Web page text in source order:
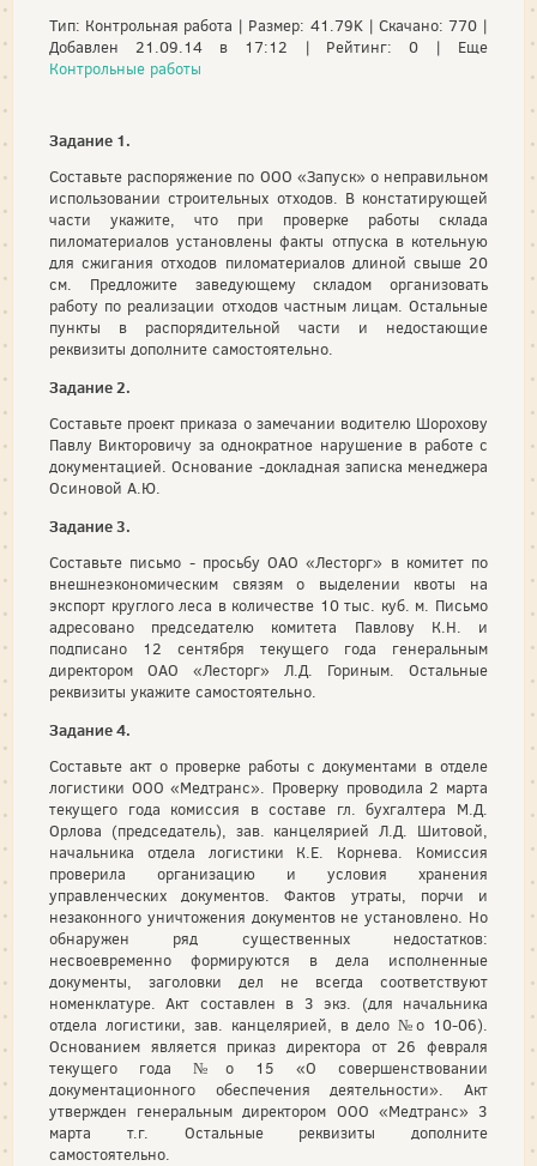
Тип: Контрольная работа | Размер: 41.79K | Скачано: 770 |
Добавлен 21.09.14 в 17:12 | Рейтинг: 0 | Еще
Контрольные работы
Задание 1.
Составьте распоряжение по ООО «Запуск» о неправильном
использовании строительных отходов. В констатирующей
части укажите, что при проверке работы склада
пиломатериалов установлены факты отпуска в котельную
для сжигания отходов пиломатериалов длиной свыше 20
см. Предложите заведующему складом организовать
работу по реализации отходов частным лицам. Остальные
пункты в распорядительной части и недостающие
реквизиты дополните самостоятельно.
Задание 2.
Составьте проект приказа о замечании водителю Шорохову
Павлу Викторовичу за однократное нарушение в работе с
документацией. Основание -докладная записка менеджера
Осиновой А.Ю.
Задание 3.
Составьте письмо - просьбу ОАО «Лесторг» в комитет по
внешнеэкономическим связям о выделении квоты на
экспорт круглого леса в количестве 10 тыс. куб. м. Письмо
адресовано председателю комитета Павлову К.Н. и
подписано 12 сентября текущего года генеральным
директором ОАО «Лесторг» Л.Д. Гориным. Остальные
реквизиты укажите самостоятельно.
Задание 4.
Составьте акт о проверке работы с документами в отделе
логистики ООО «Медтранс». Проверку проводила 2 марта
текущего года комиссия в составе гл. бухгалтера М.Д.
Орлова (председатель), зав. канцелярией Л.Д. Шитовой,
начальника отдела логистики К.Е. Корнева. Комиссия
проверила организацию и условия хранения
управленческих документов. Фактов утраты, порчи и
незаконного уничтожения документов не установлено. Но
обнаружен ряд существенных недостатков:
несвоевременно формируются в дела исполненные
документы, заголовки дел не всегда соответствуют
номенклатуре. Акт составлен в 3 экз. (для начальника
отдела логистики, зав. канцелярией, в дело №o 10-06).
Основанием является приказ директора от 26 февраля
текущего года №o 15 «О совершенствовании
документационного обеспечения деятельности». Акт
утвержден генеральным директором ООО «Медтранс» 3
марта т.г. Остальные реквизиты дополните
самостоятельно.